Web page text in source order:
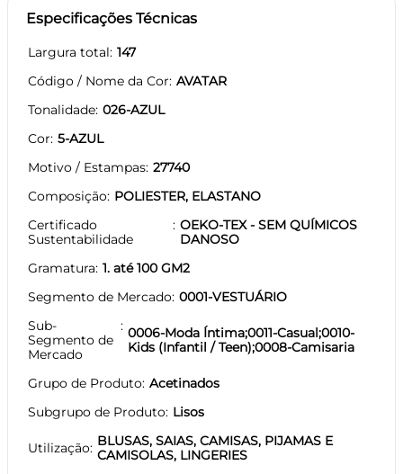
Especificações Técnicas
Largura total 147
Código / Nome da Cor AVATAR
Tonalidade 026-AZUL
Cor 5-AZUL
Motivo / Estampas 27740
Composição POLIESTER, ELASTANO
Certificado
Sustentabilidade
OEKO-TEX - SEM QUÍMICOS
DANOSO
Gramatura 1. até 100 GM2
Segmento de Mercado 0001-VESTUÁRIO
Sub-
Segmento de
Mercado
0006-Moda Íntima;0011-Casual;0010-
Kids (Infantil / Teen);0008-Camisaria
Grupo de Produto Acetinados
Subgrupo de Produto Lisos
Utilização BLUSAS, SAIAS, CAMISAS, PIJAMAS E
CAMISOLAS, LINGERIES